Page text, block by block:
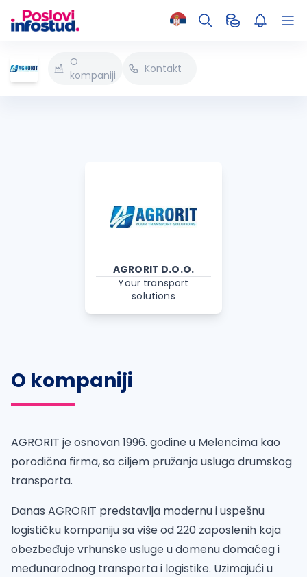
O
kompaniji
Kontakt
AGRORIT D.O.O.
Your transport
solutions
O kompaniji
AGRORIT je osnovan 1996. godine u Melencima kao
porodična firma, sa ciljem pružanja usluga drumskog
transporta.
Danas AGRORIT predstavlja modernu i uspešnu
logističku kompaniju sa više od 220 zaposlenih koja
obezbeđuje vrhunske usluge u domenu domaćeg i
međunarodnog transporta i logistike. Uzimajući u